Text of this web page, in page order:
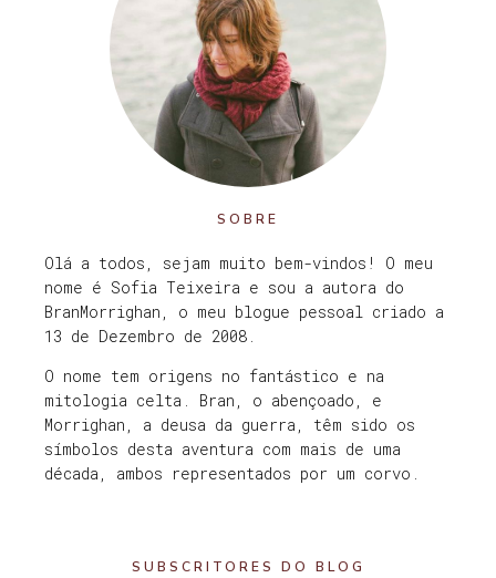
SOBRE
Olá a todos, sejam muito bem-vindos! O meu
nome é Sofia Teixeira e sou a autora do
BranMorrighan, o meu blogue pessoal criado a
13 de Dezembro de 2008.
O nome tem origens no fantástico e na
mitologia celta. Bran, o abençoado, e
Morrighan, a deusa da guerra, têm sido os
símbolos desta aventura com mais de uma
década, ambos representados por um corvo.
SUBSCRITORES DO BLOG